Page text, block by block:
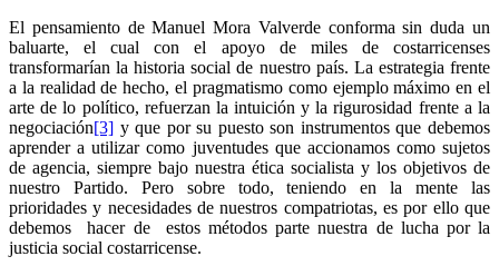
El pensamiento de Manuel Mora Valverde conforma sin duda un
baluarte, el cual con el apoyo de miles de costarricenses
transformarían la historia social de nuestro país. La estrategia frente
a la realidad de hecho, el pragmatismo como ejemplo máximo en el
arte de lo político, refuerzan la intuición y la rigurosidad frente a la
negociación[3] y que por su puesto son instrumentos que debemos
aprender a utilizar como juventudes que accionamos como sujetos
de agencia, siempre bajo nuestra ética socialista y los objetivos de
nuestro Partido. Pero sobre todo, teniendo en la mente las
prioridades y necesidades de nuestros compatriotas, es por ello que
debemos hacer de estos métodos parte nuestra de lucha por la
justicia social costarricense.